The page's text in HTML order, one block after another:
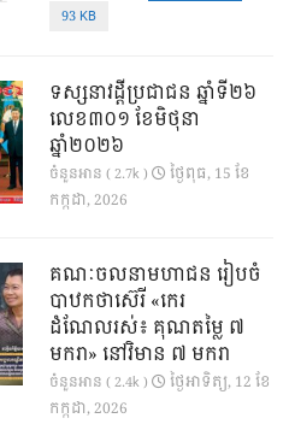
93 KB
ទស្សនាវដ្ដីប្រជាជន ឆ្នាំទី២៦
លេខ៣០១ ខែមិថុនា
ឆ្នាំ២០២៦
ចំនួនអាន ( 2.7k )
ថ្ងៃ​ពុធ, 15 ខែ​
កក្កដា, 2026
គណៈចលនាមហាជន រៀបចំ
បាឋកថាស៊េរី «កេរ
ដំណែលរស់៖ គុណតម្លៃ ៧
មករា» នៅវិមាន ៧ មករា
ចំនួនអាន ( 2.4k )
ថ្ងៃ​អាទិត្យ, 12 ខែ​
កក្កដា, 2026